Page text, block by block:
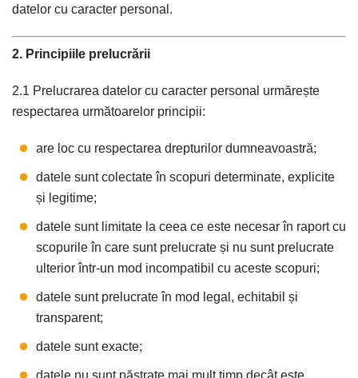
datelor cu caracter personal.
2. Principiile prelucrării
2.1 Prelucrarea datelor cu caracter personal urmărește
respectarea următoarelor principii:
are loc cu respectarea drepturilor dumneavoastră;
datele sunt colectate în scopuri determinate, explicite
și legitime;
datele sunt limitate la ceea ce este necesar în raport cu
scopurile în care sunt prelucrate și nu sunt prelucrate
ulterior într-un mod incompatibil cu aceste scopuri;
datele sunt prelucrate în mod legal, echitabil și
transparent;
datele sunt exacte;
datele nu sunt păstrate mai mult timp decât este